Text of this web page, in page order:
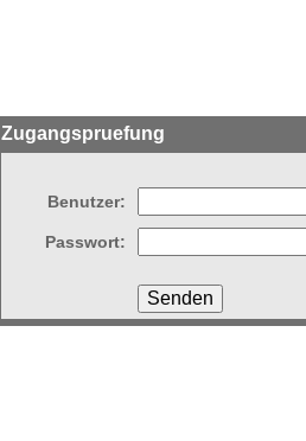
Zugangspruefung
Benutzer:
Passwort: